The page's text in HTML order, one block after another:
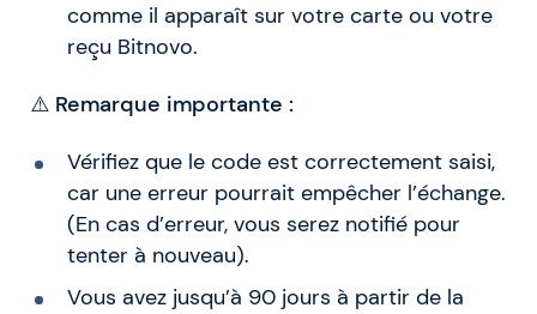
comme il apparaît sur votre carte ou votre
reçu Bitnovo.
⚠️ Remarque importante :
Vérifiez que le code est correctement saisi,
car une erreur pourrait empêcher l’échange.
(En cas d’erreur, vous serez notifié pour
tenter à nouveau).
Vous avez jusqu’à 90 jours à partir de la